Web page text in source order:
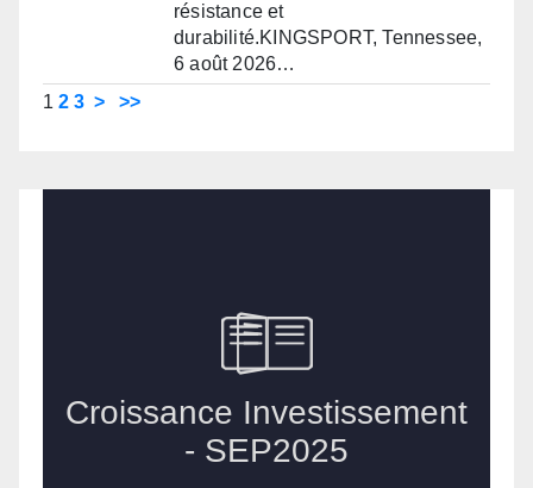
résistance et
durabilité.KINGSPORT, Tennessee,
6 août 2026…
1 2 3 > >>